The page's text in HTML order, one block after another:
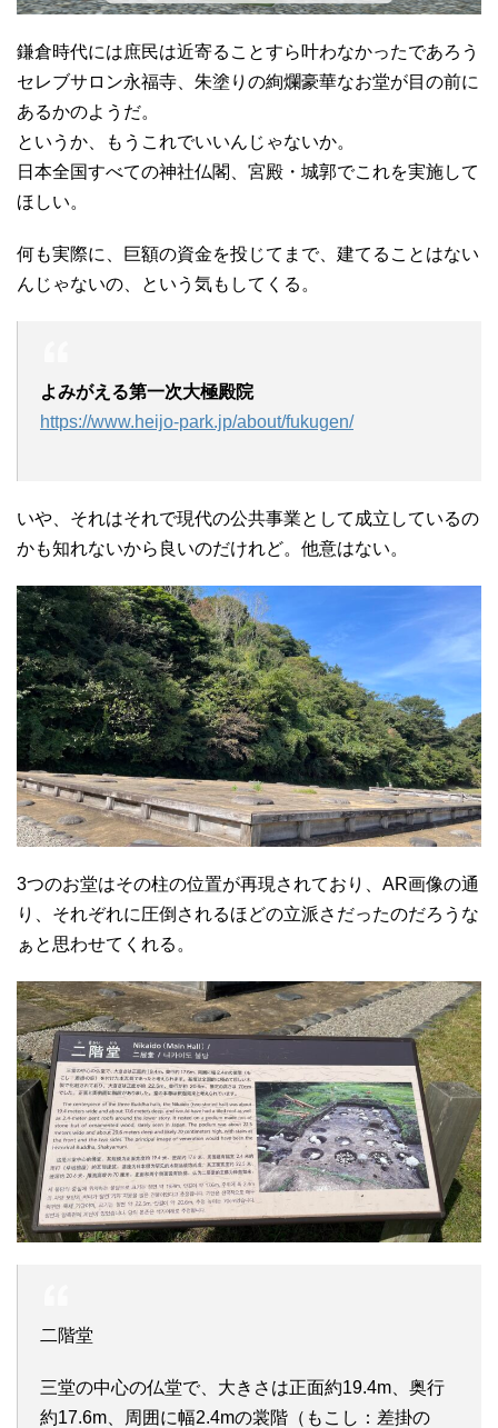
鎌倉時代には庶民は近寄ることすら叶わなかったであろう
セレブサロン永福寺、朱塗りの絢爛豪華なお堂が目の前に
あるかのようだ。
というか、もうこれでいいんじゃないか。
日本全国すべての神社仏閣、宮殿・城郭でこれを実施して
ほしい。
何も実際に、巨額の資金を投じてまで、建てることはない
んじゃないの、という気もしてくる。
よみがえる第一次大極殿院
https://www.heijo-park.jp/about/fukugen/
いや、それはそれで現代の公共事業として成立しているの
かも知れないから良いのだけれど。他意はない。
3つのお堂はその柱の位置が再現されており、AR画像の通
り、それぞれに圧倒されるほどの立派さだったのだろうな
ぁと思わせてくれる。
二階堂
三堂の中心の仏堂で、大きさは正面約19.4m、奥行
約17.6m、周囲に幅2.4mの裳階（もこし：差掛の